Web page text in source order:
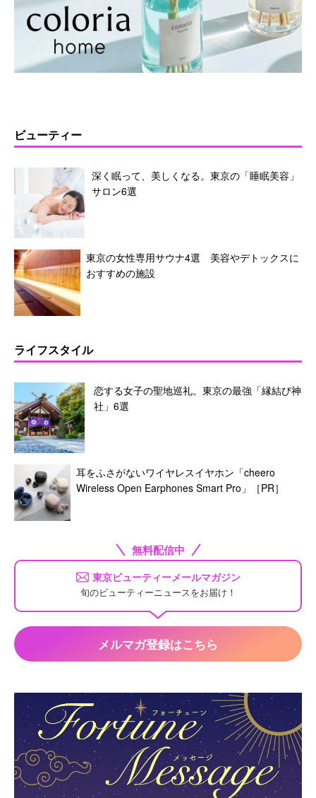
ビューティー
深く眠って、美しくなる。東京の「睡眠美容」
サロン6選
東京の女性専用サウナ4選 美容やデトックスに
おすすめの施設
ライフスタイル
恋する女子の聖地巡礼。東京の最強「縁結び神
社」6選
耳をふさがないワイヤレスイヤホン「cheero
Wireless Open Earphones Smart Pro」［PR］
無料配信中
東京ビューティーメールマガジン
旬のビューティーニュースをお届け！
メルマガ登録はこちら